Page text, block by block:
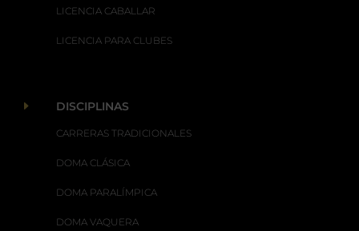
LICENCIA CABALLAR
LICENCIA PARA CLUBES
E DISCIPLINAS
CARRERAS TRADICIONALES
DOMA CLÁSICA
DOMA PARALÍMPICA
DOMA VAQUERA